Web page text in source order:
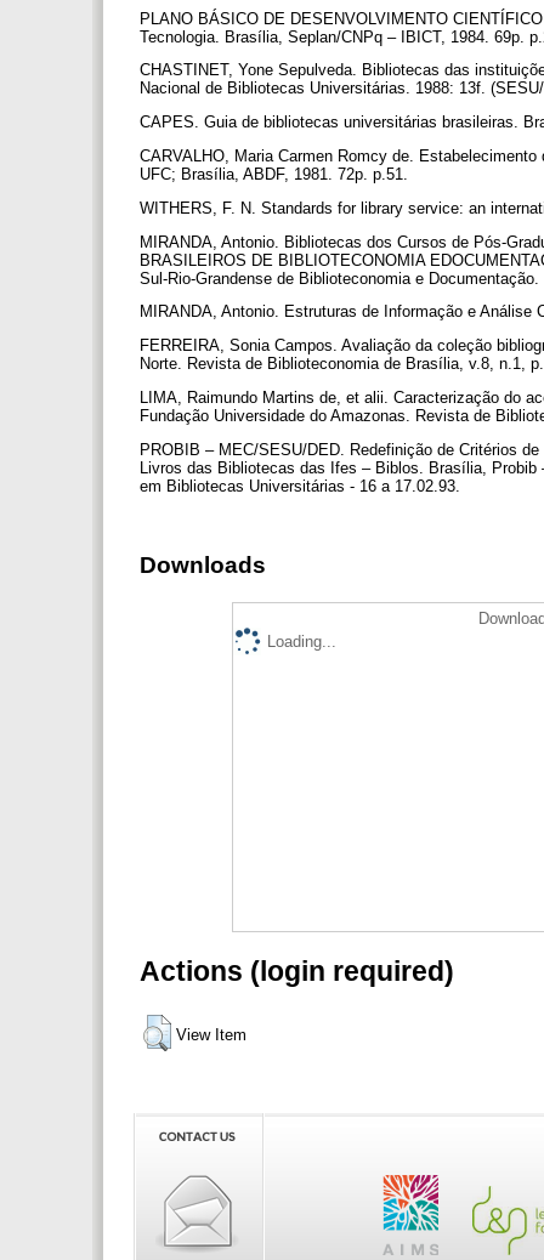
PLANO BÁSICO DE DESENVOLVIMENTO
Tecnologia. Brasília, Seplan/CNPq – IBICT, 1984. 69p.
CHASTINET, Yone Sepulveda. Bibliotecas das
Nacional de Bibliotecas Universitárias. 1988: 13f.
CAPES. Guia de bibliotecas universitárias brasileiras.
CARVALHO, Maria Carmen Romcy de.
UFC; Brasília, ABDF, 1981. 72p. p.51.
WITHERS, F. N. Standards for library service: an
MIRANDA, Antonio. Bibliotecas dos Cursos de Pós-
BRASILEIROS DE BIBLIOTECONOMIA
Sul-Rio-Grandense de Biblioteconomia e
MIRANDA, Antonio. Estruturas de Informação e
FERREIRA, Sonia Campos. Avaliação da coleção
Norte. Revista de Biblioteconomia de Brasília, v.8, n.1,
LIMA, Raimundo Martins de, et alii. Caracterização do
Fundação Universidade do Amazonas. Revista de
PROBIB – MEC/SESU/DED. Redefinição de Critérios
Livros das Bibliotecas das Ifes – Biblos. Brasília,
em Bibliotecas Universitárias - 16 a 17.02.93.
Downloads
Loading...
Actions (login required)
View Item